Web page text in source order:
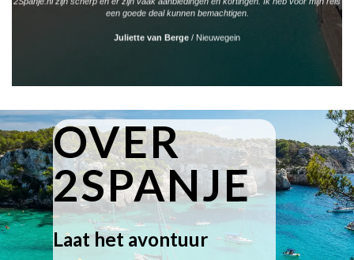
een goede deal kunnen bemachtigen.
Juliette van Berge / Nieuwegein
OVER
2SPANJE
Laat het avontuur